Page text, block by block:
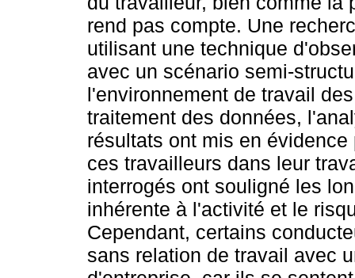
rend pas compte. Une
utilisant une technique
avec un scénario semi-
l'environnement de travail
traitement des données,
résultats ont mis en
ces travailleurs dans leur
interrogés ont souligné les
inhérente à l'activité et le
Cependant, certains
sans relation de travail avec